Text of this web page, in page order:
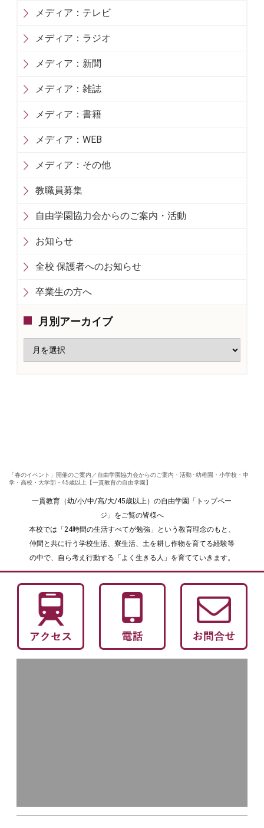
メディア：テレビ
メディア：ラジオ
メディア：新聞
メディア：雑誌
メディア：書籍
メディア：WEB
メディア：その他
教職員募集
自由学園協力会からのご案内・活動
お知らせ
全校 保護者へのお知らせ
卒業生の方へ
月別アーカイブ
「春のイベント」開催のご案内／自由学園協力会からのご案内・活動 - 幼稚園・小学校・中
学・高校・大学部・45歳以上【一貫教育の自由学園】
一貫教育（幼/小/中/高/大/45歳以上）の自由学園「トップペー
ジ」をご覧の皆様へ
本校では「24時間の生活すべてが勉強」という教育理念のもと、
仲間と共に行う学校生活、寮生活、土を耕し作物を育てる経験等
の中で、自ら考え行動する「よく生きる人」を育てていきます。